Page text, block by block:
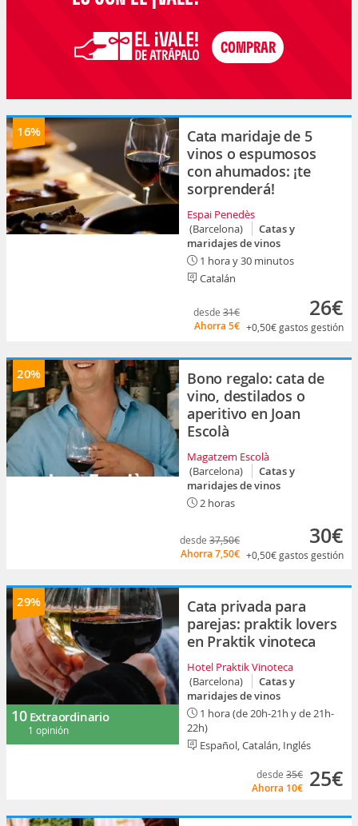
16%
Cata maridaje de 5
vinos o espumosos
con ahumados: ¡te
sorprenderá!
Espai Penedès
(Barcelona)
Catas y
maridajes de vinos
1 hora y 30 minutos
Catalán
desde 31€
Ahorra 5€
26€
+0,50€gastos gestión
20%
Bono regalo: cata de
vino, destilados o
aperitivo en Joan
Escolà
Magatzem Escolà
(Barcelona)
Catas y
maridajes de vinos
2 horas
desde 37,50€
Ahorra 7,50€
30€
+0,50€gastos gestión
29%
10 Extraordinario
1 opinión
Cata privada para
parejas: praktik lovers
en Praktik vinoteca
Hotel Praktik Vinoteca
(Barcelona)
Catas y
maridajes de vinos
1 hora (de 20h-21h y de 21h-
22h)
Español, Catalán, Inglés
desde 35€
Ahorra 10€ 25€